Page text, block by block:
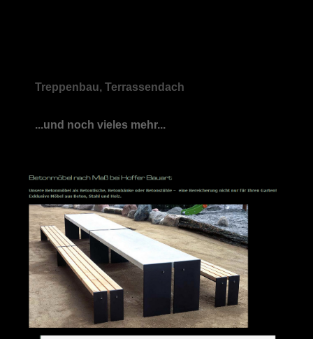
Treppenbau, Terrassendach
...und noch vieles mehr...